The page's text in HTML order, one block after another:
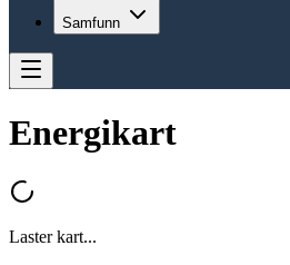
Samfunn
Energikart
Laster kart...